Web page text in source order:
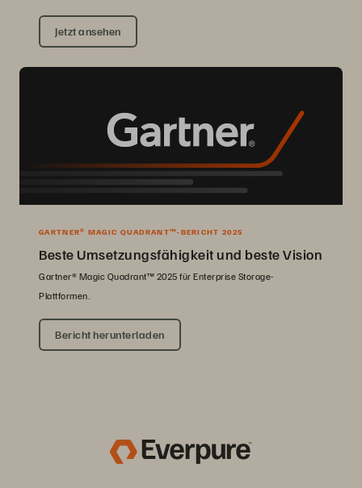
Jetzt ansehen
GARTNER® MAGIC QUADRANT™-BERICHT 2025
Beste Umsetzungsfähigkeit und beste Vision
Gartner® Magic Quadrant™ 2025 für Enterprise Storage-
Plattformen.
Bericht herunterladen